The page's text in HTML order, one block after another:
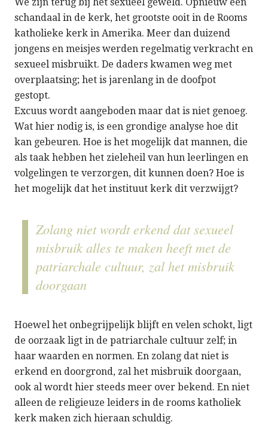
schandaal in de kerk, het grootste ooit in de Rooms
katholieke kerk in Amerika. Meer dan duizend
jongens en meisjes werden regelmatig verkracht en
sexueel misbruikt. De daders kwamen weg met
overplaatsing; het is jarenlang in de doofpot
gestopt.
Excuus wordt aangeboden maar dat is niet genoeg.
Wat hier nodig is, is een grondige analyse hoe dit
kan gebeuren. Hoe is het mogelijk dat mannen, die
als taak hebben het zieleheil van hun leerlingen en
volgelingen te verzorgen, dit kunnen doen? Hoe is
het mogelijk dat het instituut kerk dit verzwijgt?
Zolang niet wordt erkend dat sexueel
misbruik alles te maken heeft met de
patriarchale cultuur, zal het misbruik
doorgaan
Hoewel het onbegrijpelijk blijft en velen schokt, ligt
de oorzaak ligt in de patriarchale cultuur zelf; in
haar waarden en normen. En zolang dat niet is
erkend en doorgrond, zal het misbruik doorgaan,
ook al wordt hier steeds meer over bekend. En niet
alleen de religieuze leiders in de rooms katholiek
kerk maken zich hieraan schuldig.